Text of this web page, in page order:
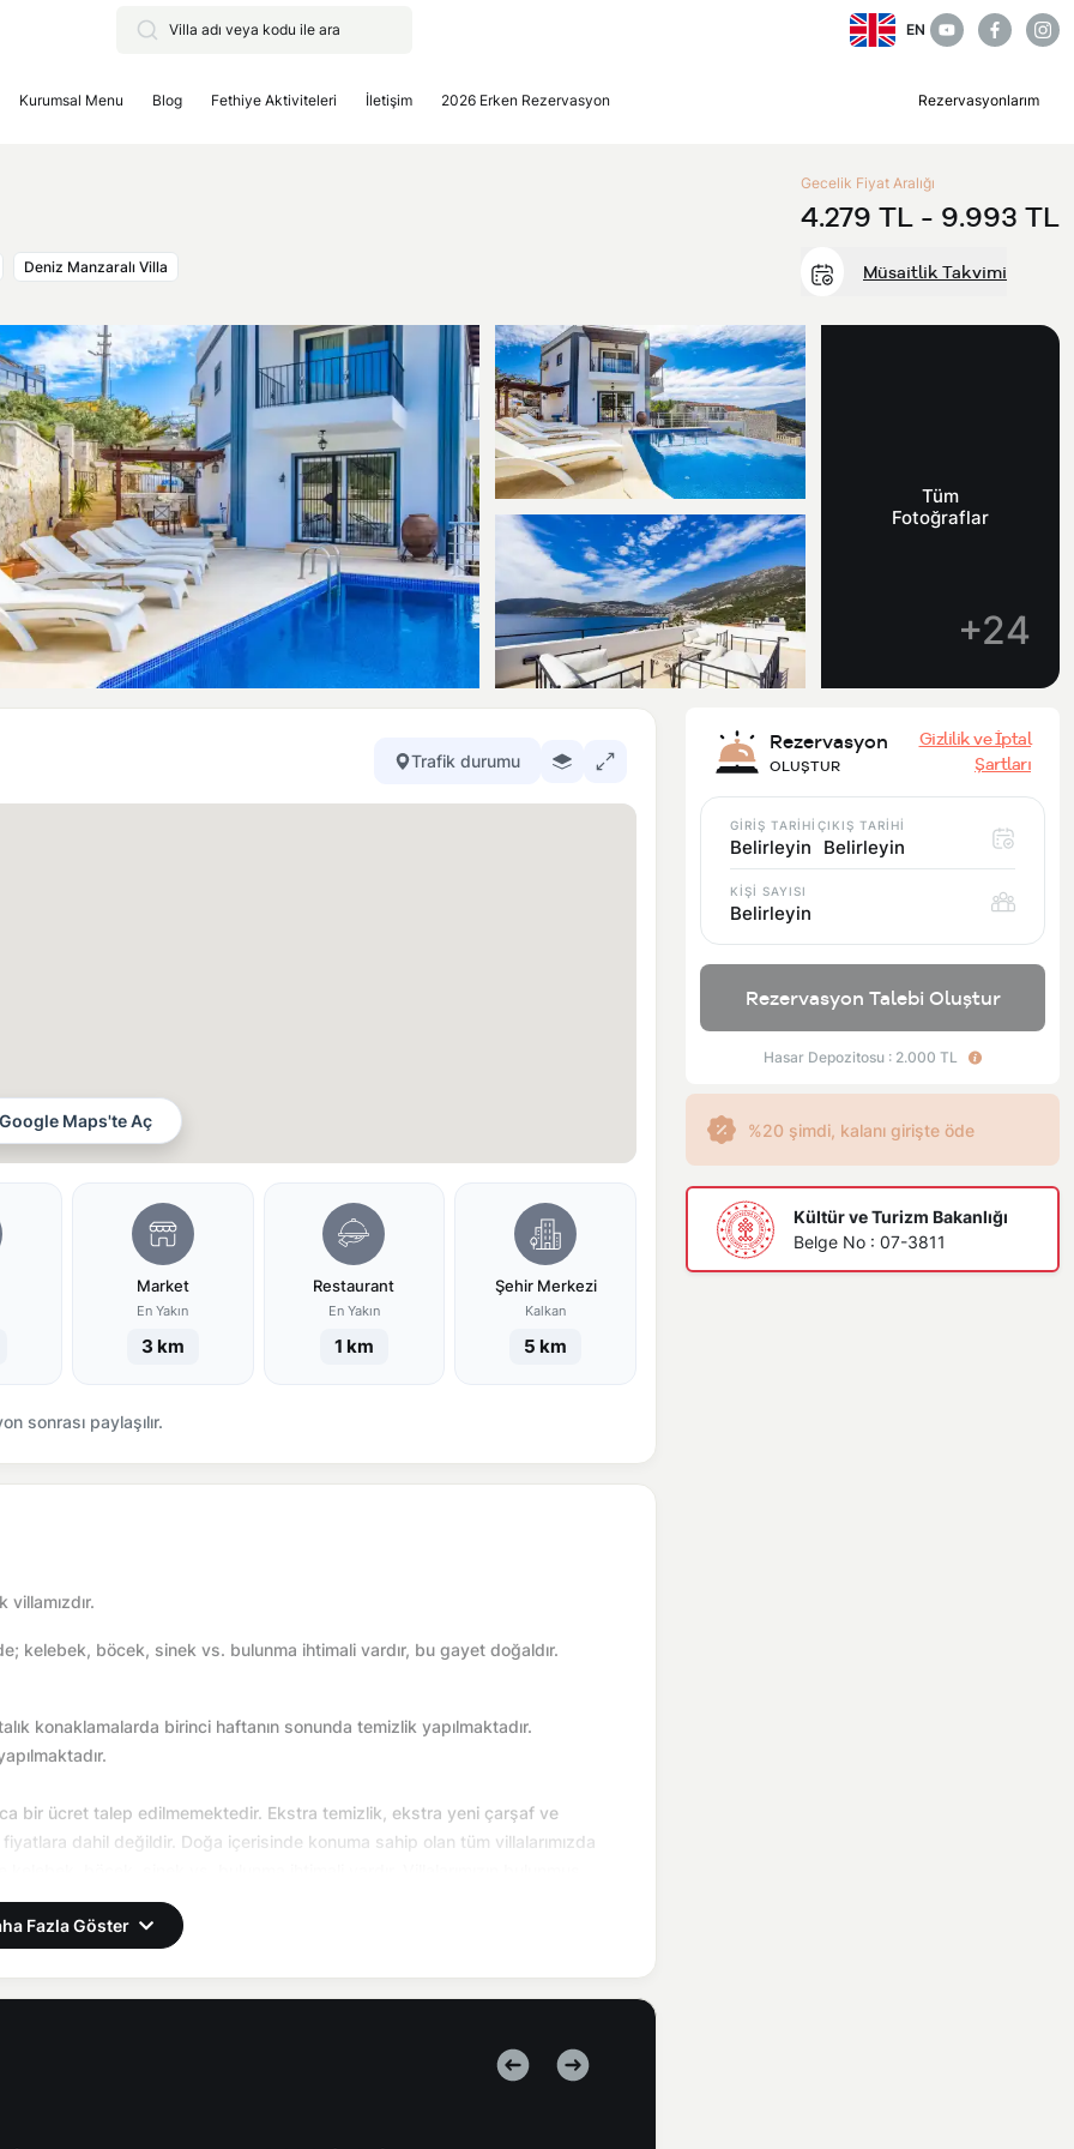
EN
Kurumsal Menu Blog Fethiye Aktiviteleri İletişim 2026 Erken Rezervasyon Rezervasyonlarım
Deniz Manzaralı Villa
Gecelik Fiyat Aralığı
4.279 TL - 9.993 TL
Müsaitlik Takvimi
Tüm
Fotoğraflar
+24
Trafik durumu
Google Maps'te Aç
Market
En Yakın
3 km
Restaurant
En Yakın
1 km
Şehir Merkezi
Kalkan
5 km
sonrası paylaşılır.
kelebek, böcek, sinek vs. bulunma ihtimali vardır, bu gayet doğaldır.
konaklamalarda birinci haftanın sonunda temizlik yapılmaktadır.
bir ücret talep edilmemektedir. Ekstra temizlik, ekstra yeni çarşaf ve
dahil değildir. Doğa içerisinde konuma sahip olan tüm villalarımızda
Bu çalışma nedeniyle yol çalışması, elektrik ve su kesintileri
Fazla Göster
Rezervasyon
OLUŞTUR
Gizlilik ve İptal
Şartları
GİRİŞ TARİHİ
Belirleyin
ÇIKIŞ TARİHİ
Belirleyin
KİŞİ SAYISI
Belirleyin
Rezervasyon Talebi Oluştur
Hasar Depozitosu : 2.000 TL
%20 şimdi, kalanı girişte öde
Kültür ve Turizm Bakanlığı
Belge No : 07-3811